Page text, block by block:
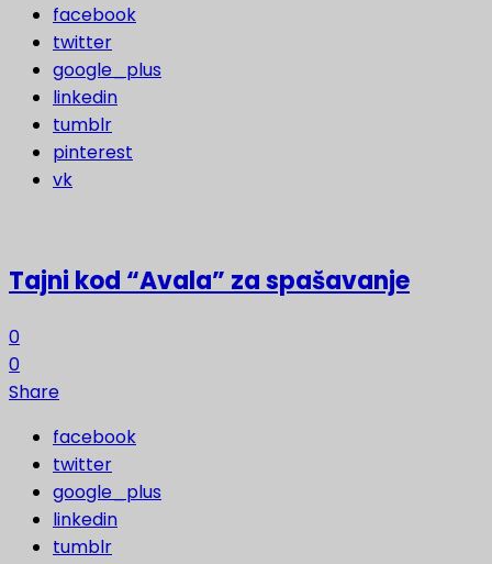
facebook
twitter
google_plus
linkedin
tumblr
pinterest
vk
Tajni kod “Avala” za spašavanje
0
0
Share
facebook
twitter
google_plus
linkedin
tumblr